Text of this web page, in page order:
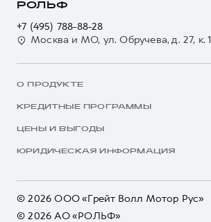
РОЛЬФ
+7 (495) 788-88-28
Москва и МО, ул. Обручева, д. 27, к. 1
О ПРОДУКТЕ
КРЕДИТНЫЕ ПРОГРАММЫ
ЦЕНЫ И ВЫГОДЫ
ЮРИДИЧЕСКАЯ ИНФОРМАЦИЯ
© 2026 ООО «Грейт Волл Мотор Рус»
© 2026 АО «РОЛЬФ»